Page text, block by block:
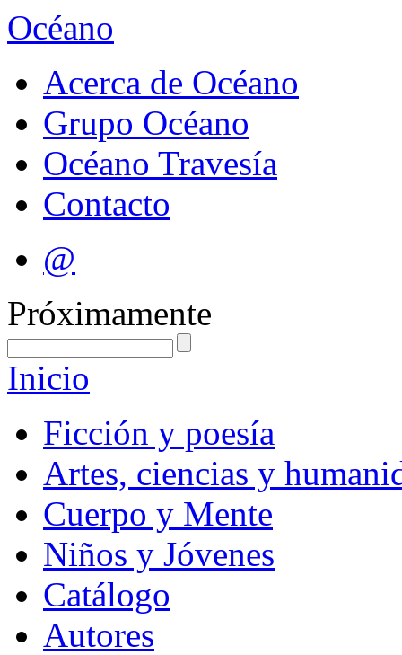
Océano
Acerca de Océano
Grupo Océano
Océano Travesía
Contacto
@
Próximamente
Inicio
Ficción y poesía
Artes, ciencias y
Cuerpo y Mente
Niños y Jóvenes
Catálogo
Autores